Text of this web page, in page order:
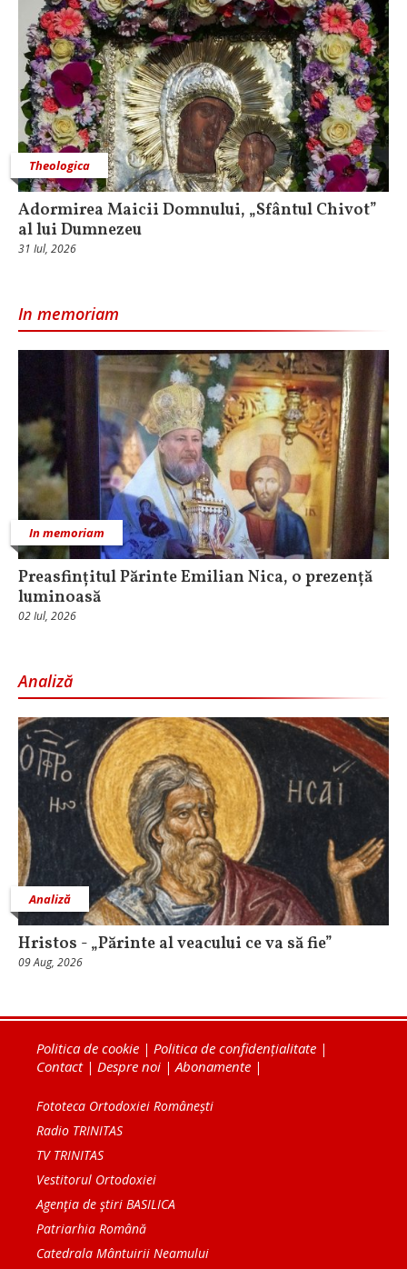
Theologica
Adormirea Maicii Domnului, „Sfântul Chivot”
al lui Dumnezeu
31 Iul, 2026
In memoriam
In memoriam
Preasfințitul Părinte Emilian Nica, o prezență
luminoasă
02 Iul, 2026
Analiză
Analiză
Hristos - „Părinte al veacului ce va să fie”
09 Aug, 2026
Politica de cookie | Politica de confidențialitate |
Contact| Despre noi |Abonamente |
Fototeca Ortodoxiei Românești
Radio TRINITAS
TV TRINITAS
Vestitorul Ortodoxiei
Agenţia de ştiri BASILICA
Patriarhia Română
Catedrala Mântuirii Neamului